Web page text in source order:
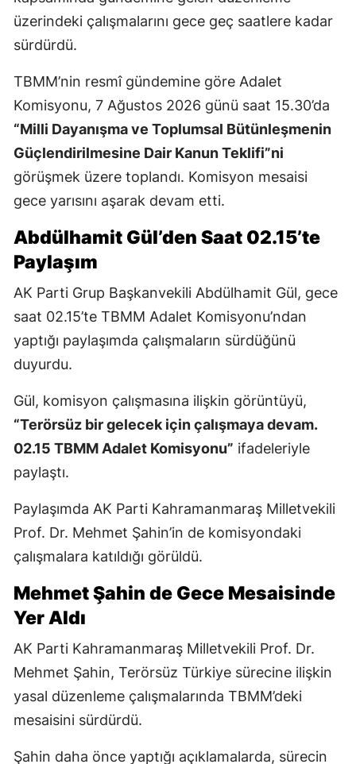
üzerindeki çalışmalarını gece geç saatlere kadar
sürdürdü.
TBMM’nin resmî gündemine göre Adalet
Komisyonu, 7 Ağustos 2026 günü saat 15.30’da
“Milli Dayanışma ve Toplumsal Bütünleşmenin
Güçlendirilmesine Dair Kanun Teklifi”ni
görüşmek üzere toplandı. Komisyon mesaisi
gece yarısını aşarak devam etti.
Abdülhamit Gül’den Saat 02.15’te
Paylaşım
AK Parti Grup Başkanvekili Abdülhamit Gül, gece
saat 02.15’te TBMM Adalet Komisyonu’ndan
yaptığı paylaşımda çalışmaların sürdüğünü
duyurdu.
Gül, komisyon çalışmasına ilişkin görüntüyü,
“Terörsüz bir gelecek için çalışmaya devam.
02.15 TBMM Adalet Komisyonu” ifadeleriyle
paylaştı.
Paylaşımda AK Parti Kahramanmaraş Milletvekili
Prof. Dr. Mehmet Şahin’in de komisyondaki
çalışmalara katıldığı görüldü.
Mehmet Şahin de Gece Mesaisinde
Yer Aldı
AK Parti Kahramanmaraş Milletvekili Prof. Dr.
Mehmet Şahin, Terörsüz Türkiye sürecine ilişkin
yasal düzenleme çalışmalarında TBMM’deki
mesaisini sürdürdü.
Şahin daha önce yaptığı açıklamalarda, sürecin